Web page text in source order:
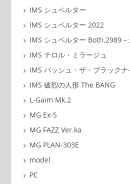
IMS シュペルター
IMS シュペルター 2022
IMS シュペルター Both.2989－
IMS テロル・ミラージュ
IMS バッシュ・ザ・ブラックナ
IMS 破烈の人形 The BANG
L-Gaim Mk.2
MG Ex-S
MG FAZZ Ver.ka
MG PLAN-303E
model
PC